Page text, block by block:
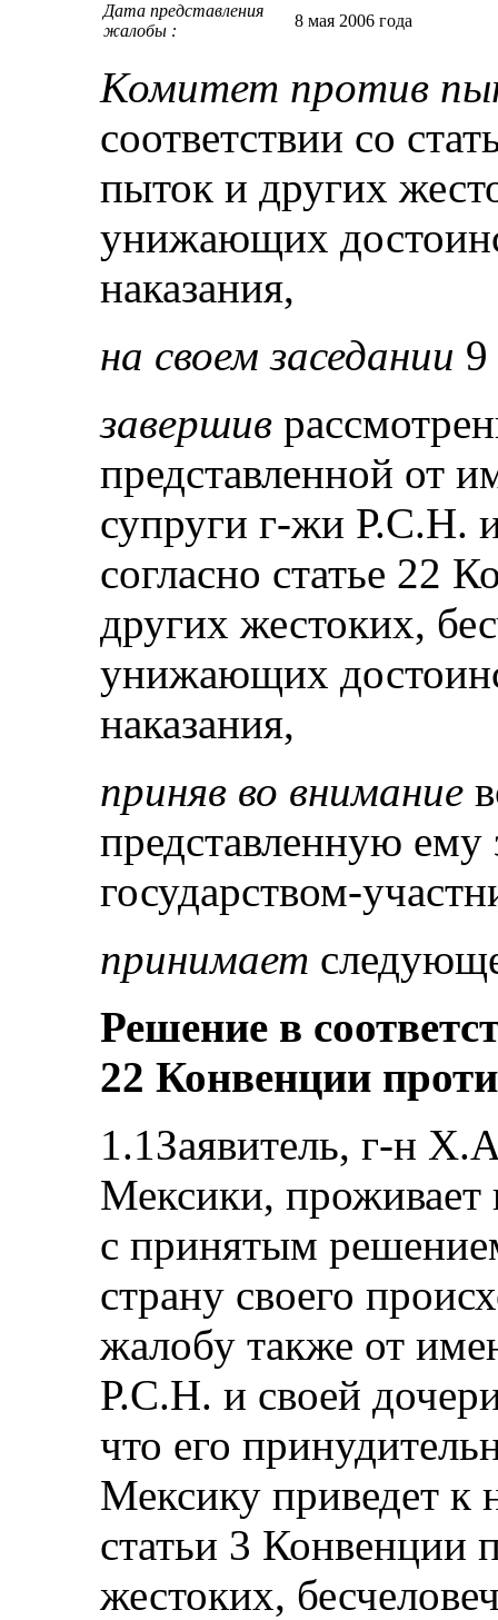
Дата представления
жалобы :
8 мая 2006 года
Комитет против
соответствии со
пыток и других
унижающих
наказания,
на своем заседании 9
завершив
представленной от
супруги г-жи Р.С.Н.
согласно статье 22
других жестоких,
унижающих
наказания,
приняв во внимание
представленную ему
государством-
принимает
Решение в
22 Конвенции
1.1Заявитель, г-н
Мексики, проживает
с принятым
страну своего
жалобу также от
Р.С.Н. и своей
что его
Мексику приведет
статьи 3 Конвенции
жестоких,